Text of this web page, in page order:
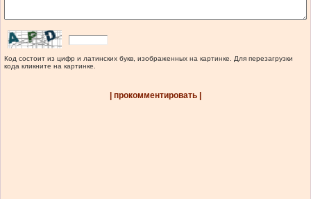
Код состоит из цифр и латинских букв, изображенных на картинке. Для перезагрузки
кода кликните на картинке.
| прокомментировать |